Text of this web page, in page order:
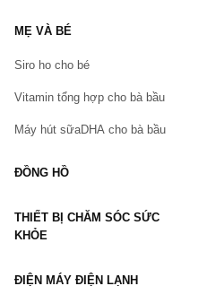
Vấn đề
MẸ VÀ BÉ
Siro ho cho bé
Vitamin tổng hợp cho bà bầu
Máy hút sữaDHA cho bà bầu
ĐỒNG HỒ
THIẾT BỊ CHĂM SÓC SỨC
KHỎE
ĐIỆN MÁY ĐIỆN LẠNH